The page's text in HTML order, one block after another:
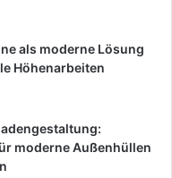
als moderne Lösung
Höhenarbeiten
moderne Außenhüllen